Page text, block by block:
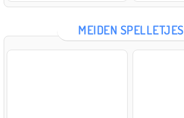
MEIDEN SPELLETJES